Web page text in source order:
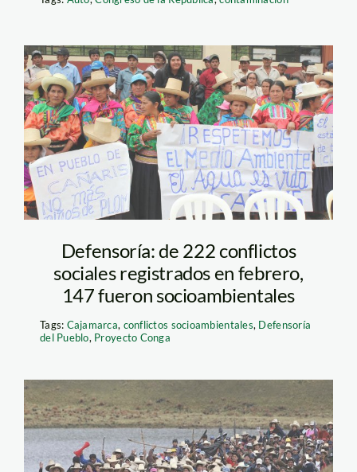
canaris230113
Defensoría: de 222 conflictos
sociales registrados en febrero,
147 fueron socioambientales
Tags: Cajamarca, conflictos socioambientales, Defensoría
del Pueblo, Proyecto Conga
conga_cajamarca_efe_1